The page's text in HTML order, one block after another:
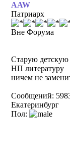
AAW
Патриарх
Вне Форума
Старую детскую
НП литературу
ничем не
Сообщений:
Екатеринбург
Пол: